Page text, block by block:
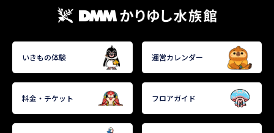
味を示し、こちらをよく観察している姿が見ら
れます！
られてウトウトしてしまいそうになるほどで
す。
長い羽角と白身ががった羽色、赤く美しい虹彩が特徴
嚇の際に身体を通常の倍ほど大きくみせることができ
る。
飼育スタッフより
ハート型の顔をしており、品種によって白色から褐色
名前の由来になっている。頭から背中にかけて羽が茶
色くなり蛇のような模様が入り、狩りの時に擬態のよ
うな役割をしている。肉食性でネズミやカエル・昆虫
いきもの体験 運営カレンダー
料金・チケット フロアガイド